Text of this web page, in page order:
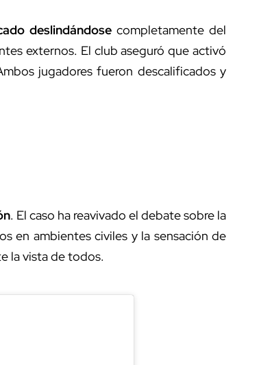
deslindándose completamente del
externos. El club aseguró que activó
jugadores fueron descalificados y
. El caso ha reavivado el debate sobre la
en ambientes civiles y la sensación de
la vista de todos.